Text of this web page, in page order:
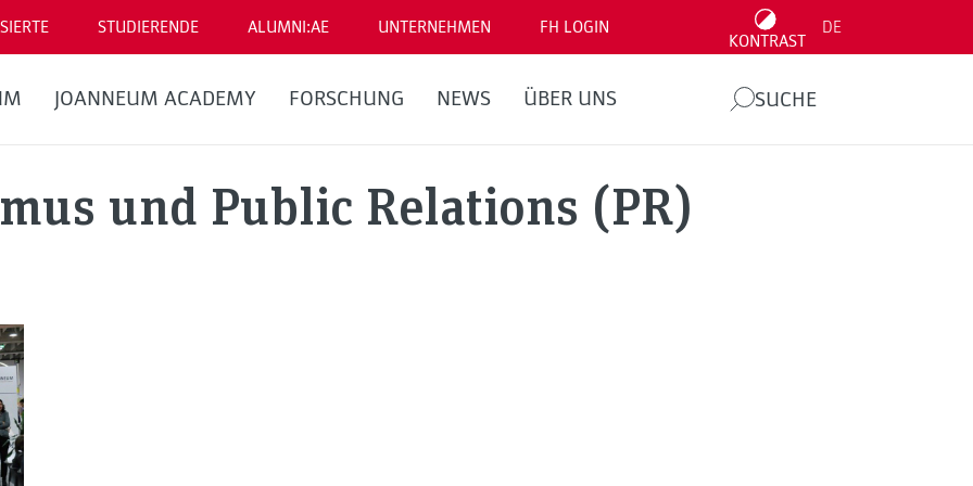
STUDIERENDE ALUMNI:AE UNTERNEHMEN FH LOGIN
KONTRAST
DE
JOANNEUM ACADEMY FORSCHUNG NEWS ÜBER UNS SUCHE
und Public Relations (PR)